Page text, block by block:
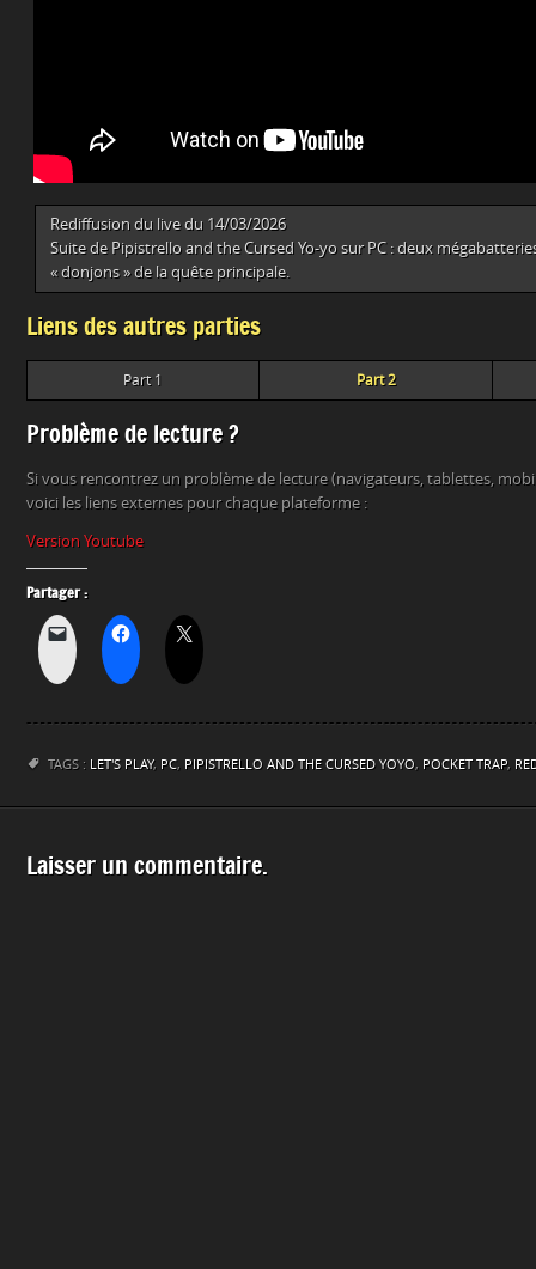
Rediffusion du live du 14/03/2026
Suite de Pipistrello and the Cursed Yo-yo sur PC : deux
« donjons » de la quête principale.
Liens des autres parties
Part 1 Part 2
Problème de lecture ?
Si vous rencontrez un problème de lecture (navigateurs, tablettes,
voici les liens externes pour chaque plateforme :
Version Youtube
Partager :
TAGS : LET'S PLAY, PC, PIPISTRELLO AND THE CURSED YOYO, POCKET TRAP,
Laisser un commentaire.